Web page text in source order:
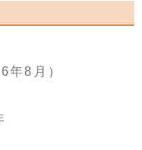
8月）